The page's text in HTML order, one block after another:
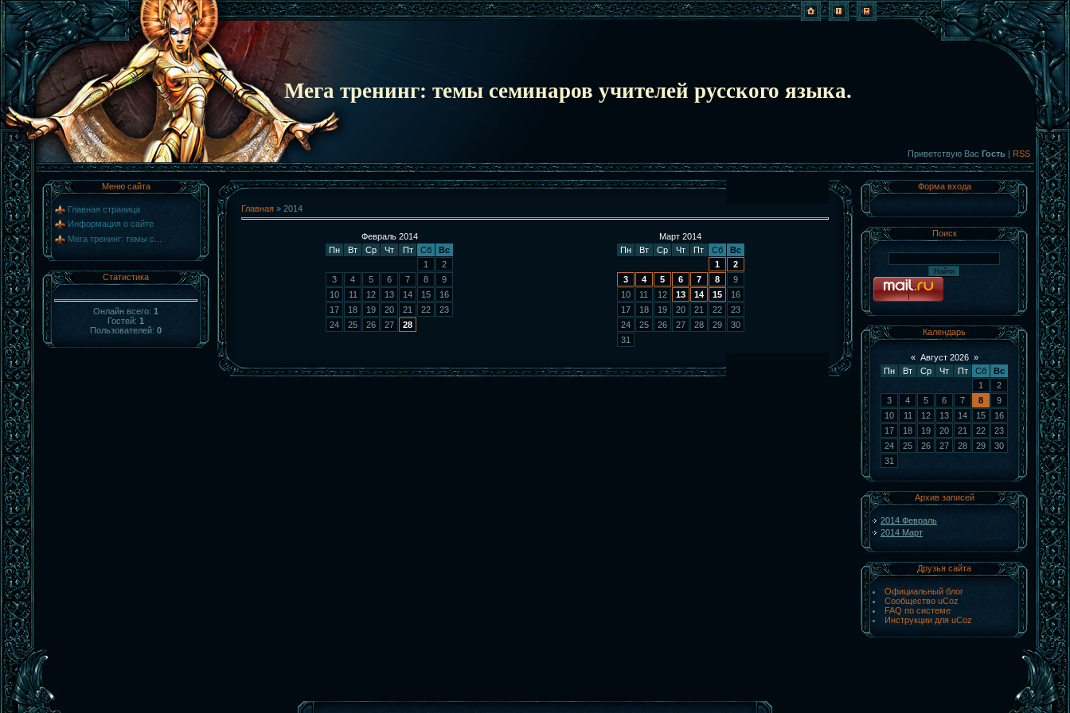
Мега тренинг: темы семинаров учителей русского языка.
Приветствую Вас Гость | RSS
Меню сайта
Главная страница
Информация о сайте
Мега тренинг: темы с...
Статистика
Онлайн всего: 1
Гостей: 1
Пользователей: 0
Главная » 2014
Февраль 2014
Пн
Вт Ср Чт Пт Сб
Вс
1
2
3
4 5 6 7 8
9
10
11 12 13 14 15
16
17
18 19 20 21 22
23
24
25 26 27 28
Март 2014
Пн
Вт Ср Чт Пт Сб
Вс
1
2
3
4 5 6 7 8
9
10
11 12 13 14 15
16
17
18 19 20 21 22
23
24
25 26 27 28 29
30
31
Форма входа
Поиск
Календарь
« Август 2026 »
Пн
Вт Ср Чт Пт Сб
Вс
1
2
3
4 5 6 7 8
9
10
11 12 13 14 15
16
17
18 19 20 21 22
23
24
25 26 27 28 29
30
31
Архив записей
2014 Февраль
2014 Март
Друзья сайта
Официальный блог
Сообщество uCoz
FAQ по системе
Инструкции для uCoz